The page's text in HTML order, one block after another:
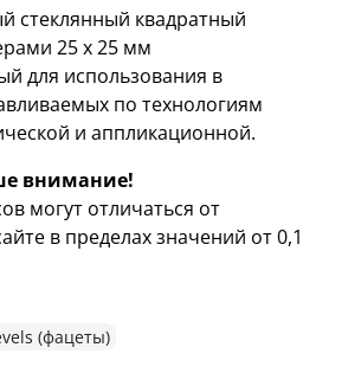
стеклянный квадратный
25 х 25 мм
для использования в
по технологиям
и аппликационной.
внимание!
могут отличаться от
в пределах значений от 0,1
(фацеты)